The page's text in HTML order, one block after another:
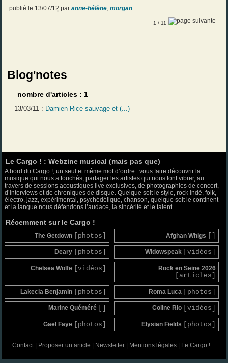
publié le 13/07/12 par anne-hélène, morgan.
1 / 11
Blog'notes
nombre d'articles : 1
13/03/11 : Damien Rice sauvage et (...)
Le Cargo ! : Webzine musical (mais pas que)
A bord du Cargo !, un seul et même mot d’ordre : vous faire découvrir la
musique qui nous a touchés, partager les artistes qui nous font vibrer, au
travers de sessions acoustiques live exclusives, de photographies de concert,
d’interviews et de chroniques de disque. Quelque soit le style, rock indé, folk,
électro, jazz, expérimental, psychédélique, chanson, quelque soit le continent
et la langue nous défendons l’audace, la sincérité et le talent.
Récemment sur le Cargo !
The Getdown [photos] Afghan Whigs
Deary [photos] Widowspeak [vidéos]
Chelsea Wolfe [vidéos] Rock en Seine 2026
[articles]
Lakecia Benjamin [photos] Roma Luca [photos]
Marine Quéméré Coline Rio [vidéos]
Gaël Faye [photos] Elysian Fields [photos]
Contact| Proposer un article Newsletter| Mentions légales| Le Cargo !